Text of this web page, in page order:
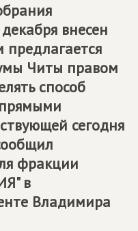
внесен
предлагается
Читы правом
способ
сегодня
фракции
в
Владимира